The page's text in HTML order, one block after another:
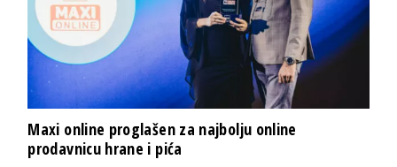
Maxi online proglašen za najbolju online
prodavnicu hrane i pića